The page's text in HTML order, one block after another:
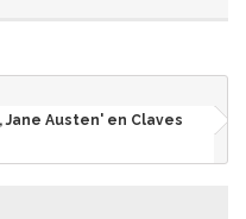
Austen' en Claves